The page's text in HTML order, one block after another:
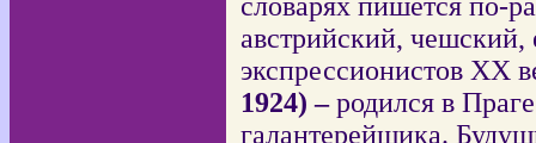
австрийский, чешский,
экспрессионистов ХХ
1924) –родился в
галантерейщика.